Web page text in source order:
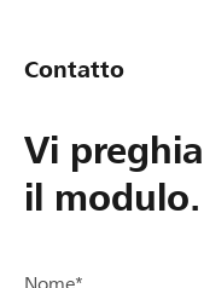
Contatto
Vi
il modulo.